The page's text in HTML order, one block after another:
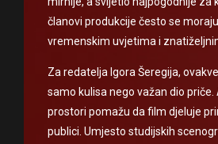
članovi produkcije često se
vremenskim uvjetima i
Za redatelja Igora Šeregija,
samo kulisa nego važan dio
prostori pomažu da film djeluje
publici. Umjesto studijskih